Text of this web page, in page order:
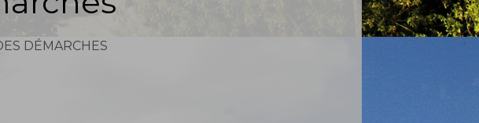
DÉMARCHES